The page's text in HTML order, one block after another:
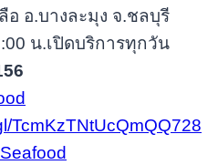
อ อ.บางละมุง จ.ชลบุรี
น.เปิดบริการทุกวัน
TcmKzTNtUcQmQQ728